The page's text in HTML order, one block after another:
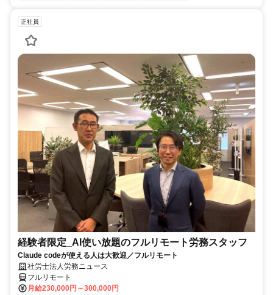
正社員
経験者限定_AI使い放題のフルリモート労務スタッフ
Claude codeが使える人は大歓迎／フルリモート
社労士法人労務ニュース
フルリモート
月給230,000円～300,000円